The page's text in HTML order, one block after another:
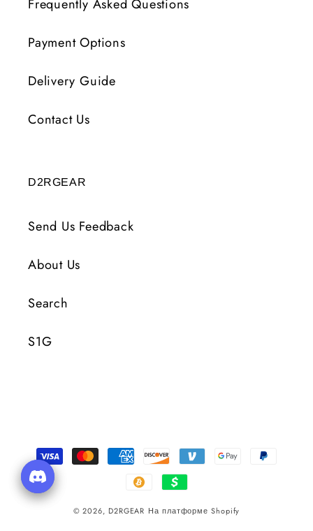
Frequently Asked Questions
Payment Options
Delivery Guide
Contact Us
D2RGEAR
Send Us Feedback
About Us
Search
S1G
Способы
оплаты
© 2026, D2RGEAR На платформе Shopify